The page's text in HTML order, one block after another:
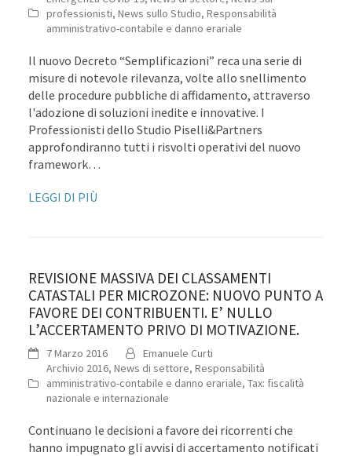
professionisti, News sullo Studio, Responsabilità
amministrativo-contabile e danno erariale
Il nuovo Decreto “Semplificazioni” reca una serie di
misure di notevole rilevanza, volte allo snellimento
delle procedure pubbliche di affidamento, attraverso
l'adozione di soluzioni inedite e innovative. I
Professionisti dello Studio Piselli&Partners
approfondiranno tutti i risvolti operativi del nuovo
framework…
LEGGI DI PIÙ
REVISIONE MASSIVA DEI CLASSAMENTI
CATASTALI PER MICROZONE: NUOVO PUNTO A
FAVORE DEI CONTRIBUENTI. E’ NULLO
L’ACCERTAMENTO PRIVO DI MOTIVAZIONE.
7 Marzo 2016
Emanuele Curti
Archivio 2016, News di settore, Responsabilità
amministrativo-contabile e danno erariale, Tax: fiscalità
nazionale e internazionale
Continuano le decisioni a favore dei ricorrenti che
hanno impugnato gli avvisi di accertamento notificati